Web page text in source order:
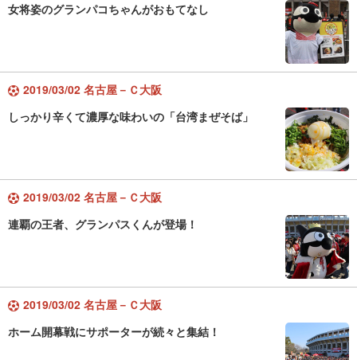
女将姿のグランパコちゃんがおもてなし
2019/03/02 名古屋－Ｃ大阪
しっかり辛くて濃厚な味わいの「台湾まぜそば」
2019/03/02 名古屋－Ｃ大阪
連覇の王者、グランパスくんが登場！
2019/03/02 名古屋－Ｃ大阪
ホーム開幕戦にサポーターが続々と集結！